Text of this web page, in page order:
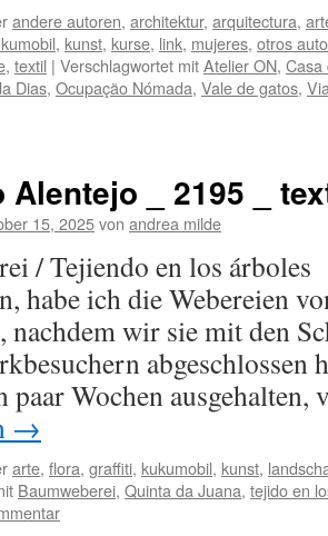
andere autoren, architektur, arquitectura,
, kunst, kurse, link, mujeres, otros
, textil | Verschlagwortet mitAtelier ON, Casa
Dias, Ocupação Nómada, Vale de gatos,
Alentejo _ 2195 _
15, 2025von andrea milde
/ Tejiendo en los
habe ich die Webereien
nachdem wir sie mit den
abgeschlossen
paar Wochen
→
arte, flora, graffiti, kukumobil, kunst,
Baumweberei, Quinta da Juana, tejido en